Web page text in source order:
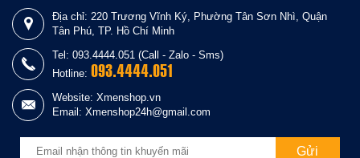
Địa chỉ: 220 Trương Vĩnh Ký, Phường Tân Sơn Nhì, Quận
Tân Phú, TP. Hồ Chí Minh
Tel: 093.4444.051 (Call - Zalo - Sms)
Hotline: 093.4444.051
Website: Xmenshop.vn
Email: Xmenshop24h@gmail.com